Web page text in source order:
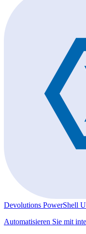
Devolutions PowerShell
Automatisieren Sie mit